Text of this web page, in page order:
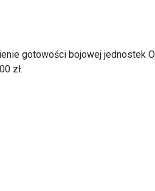
gotowości bojowej jednostek
zł.